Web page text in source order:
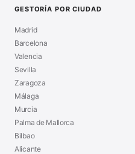
GESTORÍA POR CIUDAD
Madrid
Barcelona
Valencia
Sevilla
Zaragoza
Málaga
Murcia
Palma de Mallorca
Bilbao
Alicante